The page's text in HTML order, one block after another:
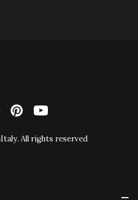
All rights reserved